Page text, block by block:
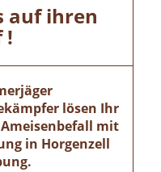
auf ihren
!
lösen Ihr
mit
in Horgenzell